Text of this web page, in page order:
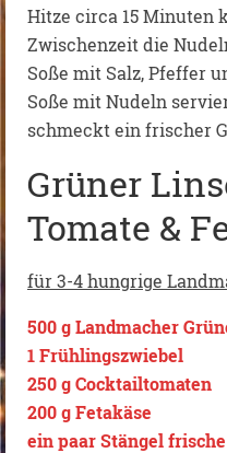
Hitze circa 15 Minuten
Zwischenzeit die
Soße mit Salz, Pfeffer
Soße mit Nudeln
schmeckt ein frischer
Grüner
Tomate &
für 3-4 hungrige
500 g Landmacher
1 Frühlingszwiebel
250 g Cocktailtomaten
200 g Fetakäse
ein paar Stängel frische